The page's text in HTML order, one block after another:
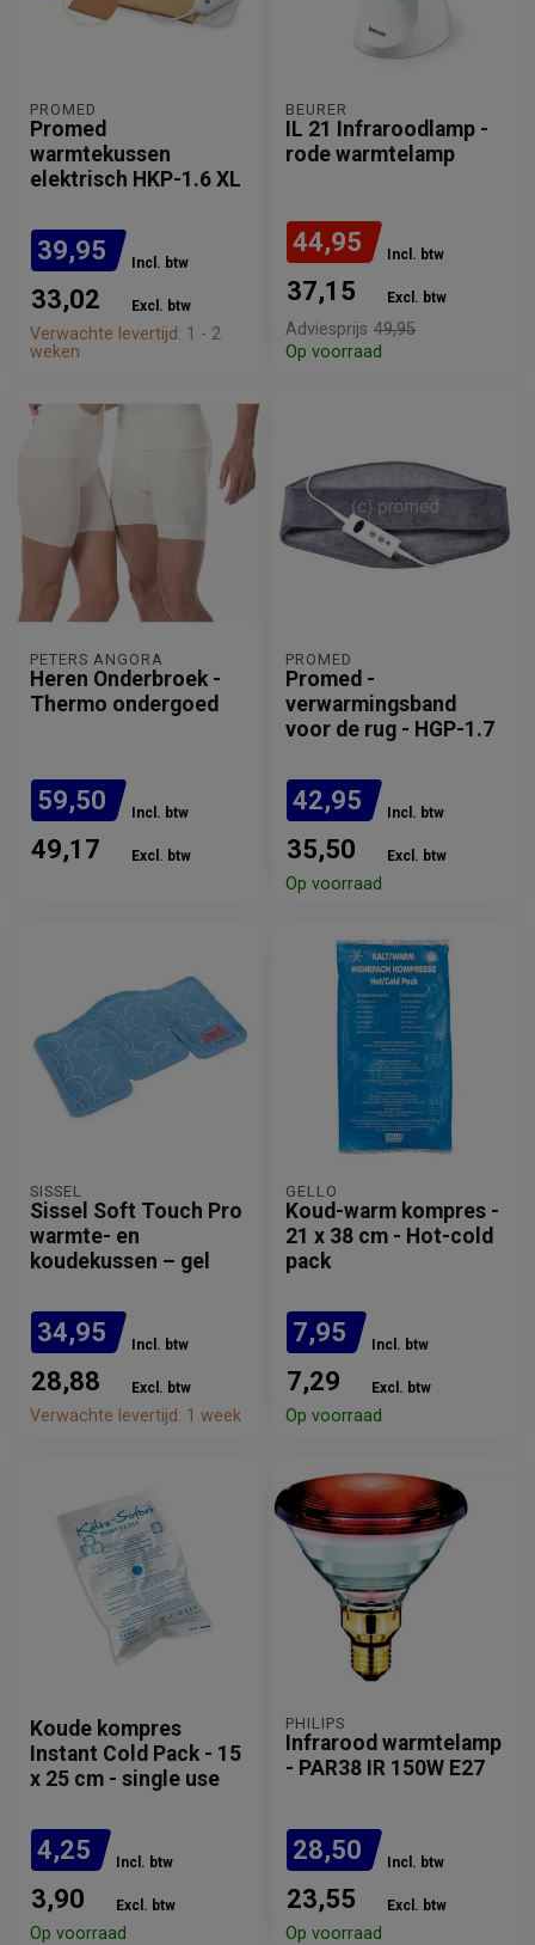
PROMED
Promed
warmtekussen
elektrisch HKP-1.6 XL
39,95 Incl. btw
33,02 Excl. btw
Verwachte levertijd: 1 - 2
weken
BEURER
IL 21 Infraroodlamp -
rode warmtelamp
44,95 Incl. btw
37,15 Excl. btw
Adviesprijs 49,95
Op voorraad
PETERS ANGORA
Heren Onderbroek -
Thermo ondergoed
59,50 Incl. btw
49,17 Excl. btw
PROMED
Promed -
verwarmingsband
voor de rug - HGP-1.7
42,95 Incl. btw
35,50 Excl. btw
Op voorraad
SISSEL
Sissel Soft Touch Pro
warmte- en
koudekussen – gel
34,95 Incl. btw
28,88 Excl. btw
Verwachte levertijd: 1 week
GELLO
Koud-warm kompres -
21 x 38 cm - Hot-cold
pack
7,95 Incl. btw
7,29 Excl. btw
Op voorraad
Koude kompres
Instant Cold Pack - 15
x 25 cm - single use
4,25 Incl. btw
3,90 Excl. btw
Op voorraad
PHILIPS
Infrarood warmtelamp
- PAR38 IR 150W E27
28,50 Incl. btw
23,55 Excl. btw
Op voorraad